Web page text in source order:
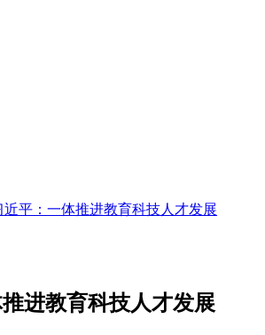
近平：一体推进教育科技人才发展
进教育科技人才发展